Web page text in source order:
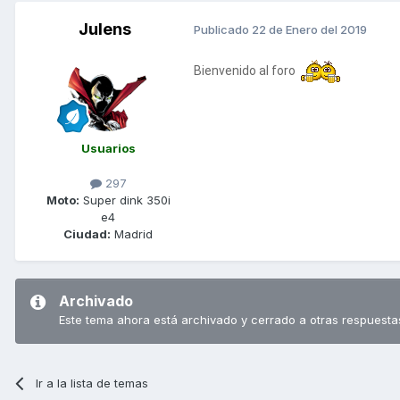
Julens
Usuarios
297
Moto: Super dink 350i
e4
Ciudad: Madrid
Publicado 22 de Enero del 2019
Bienvenido al foro
Archivado
Este tema ahora está archivado y cerrado a otras
Ir a la lista de temas